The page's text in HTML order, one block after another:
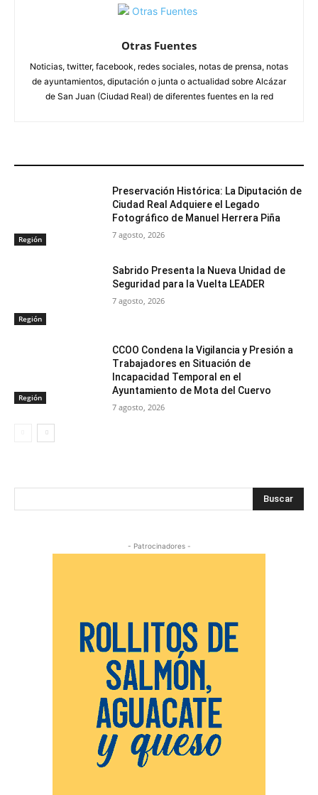
Otras Fuentes
Noticias, twitter, facebook, redes sociales, notas de prensa, notas
de ayuntamientos, diputación o junta o actualidad sobre Alcázar
de San Juan (Ciudad Real) de diferentes fuentes en la red
Región
Preservación Histórica: La Diputación de
Ciudad Real Adquiere el Legado
Fotográfico de Manuel Herrera Piña
7 agosto, 2026
Región
Sabrido Presenta la Nueva Unidad de
Seguridad para la Vuelta LEADER
7 agosto, 2026
Región
CCOO Condena la Vigilancia y Presión a
Trabajadores en Situación de
Incapacidad Temporal en el
Ayuntamiento de Mota del Cuervo
7 agosto, 2026
Buscar
- Patrocinadores -